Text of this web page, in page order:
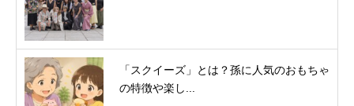
「スクイーズ」とは？孫に人気のおもちゃ
の特徴や楽し...